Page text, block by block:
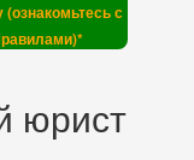
(ознакомьтесь с
юрист